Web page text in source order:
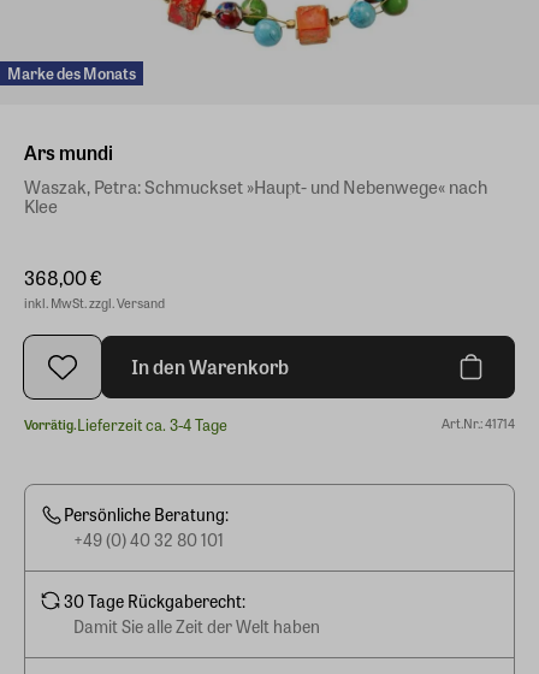
Marke des Monats
Ars mundi
Waszak, Petra: Schmuckset »Haupt- und Nebenwege« nach
Klee
368,00 €
inkl. MwSt. zzgl. Versand
In den Warenkorb
Vorrätig.Lieferzeit ca. 3-4 Tage Art.Nr.: 41714
Persönliche Beratung:
+49 (0) 40 32 80 101
30 Tage Rückgaberecht:
Damit Sie alle Zeit der Welt haben